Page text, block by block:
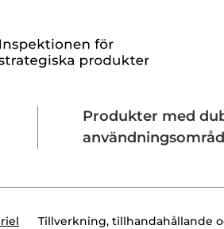
direktinvesteringar
Produkter med
Tillverkning, tillhandahållande